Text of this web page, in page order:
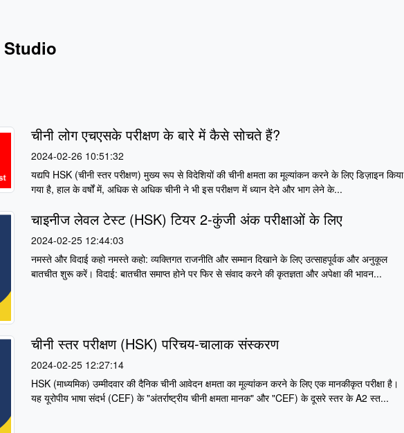
Studio
चीनी लोग एचएसके परीक्षण के बारे में कैसे सोचते हैं?
2024-02-26 10:51:32
यद्यपि HSK (चीनी स्तर परीक्षण) मुख्य रूप से विदेशियों की चीनी क्षमता का मूल्यांकन करने के लिए डिज़ाइन किया
गया है, हाल के वर्षों में, अधिक से अधिक चीनी ने भी इस परीक्षण में ध्यान देने और भाग लेने के...
चाइनीज लेवल टेस्ट (HSK) टियर 2-कुंजी अंक परीक्षाओं के लिए
2024-02-25 12:44:03
नमस्ते और विदाई कहो नमस्ते कहो: व्यक्तिगत राजनीति और सम्मान दिखाने के लिए उत्साहपूर्वक और अनुकूल
बातचीत शुरू करें। विदाई: बातचीत समाप्त होने पर फिर से संवाद करने की कृतज्ञता और अपेक्षा की भावन...
चीनी स्तर परीक्षण (HSK) परिचय-चालाक संस्करण
2024-02-25 12:27:14
HSK (माध्यमिक) उम्मीदवार की दैनिक चीनी आवेदन क्षमता का मूल्यांकन करने के लिए एक मानकीकृत परीक्षा है।
यह यूरोपीय भाषा संदर्भ (CEF) के "अंतर्राष्ट्रीय चीनी क्षमता मानक" और "CEF) के दूसरे स्तर के A2 स्त...